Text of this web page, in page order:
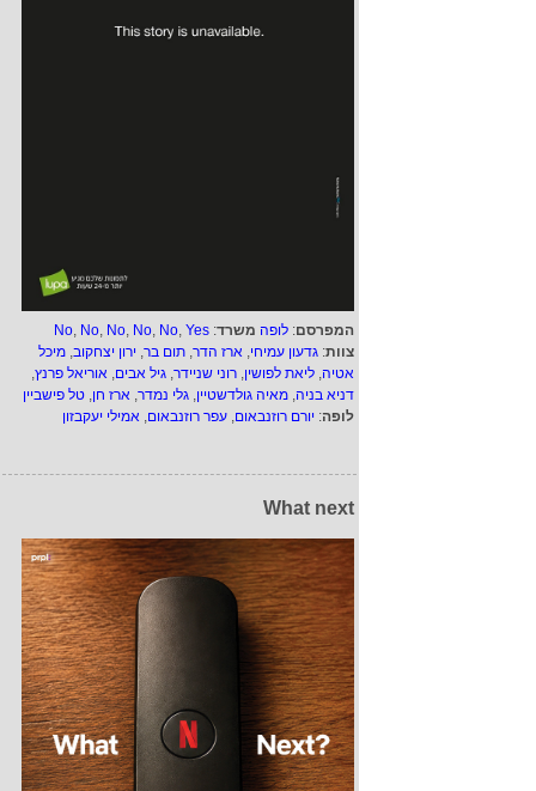
המפרסם: לופה משרד:
No, No, No, No, No, Yes
צוות: גדעון עמיחי, ארז הדר, תום בר, ירון יצחקוב, מיכל
אטיה, ליאת לפושין, רוני שניידר, גיל אבים, אוריאל פרנץ,
דניא בניה, מאיה גולדשטיין, גלי נמדר, ארז חן, טל פישביין
לופה: יורם רוזנבאום, עפר רוזנבאום, אמילי יעקבזון
What next